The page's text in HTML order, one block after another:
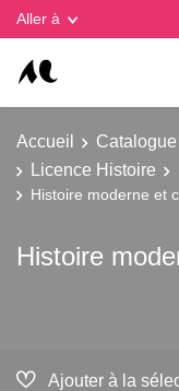
Aller à
Accueil
Licence Histoire
Histoire moderne et
Histoire
Ajouter à la
Gestion des cookies